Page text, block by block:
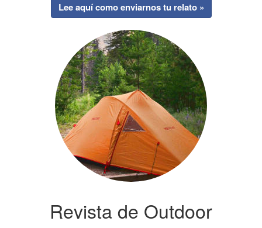
Lee aquí como enviarnos tu relato »
Revista de Outdoor